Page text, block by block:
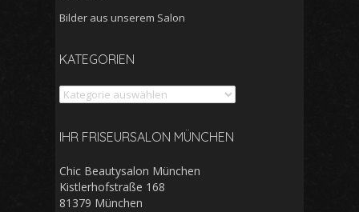
Bilder aus unserem Salon
KATEGORIEN
Kategorien
IHR FRISEURSALON MÜNCHEN
Chic Beautysalon München
Kistlerhofstraße 168
81379 München